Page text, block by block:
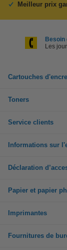
Meilleur prix
Besoin
Les
Cartouches d'encre
Toners
Service clients
Informations sur
Déclaration
Papier et papier
Imprimantes
Fournitures de